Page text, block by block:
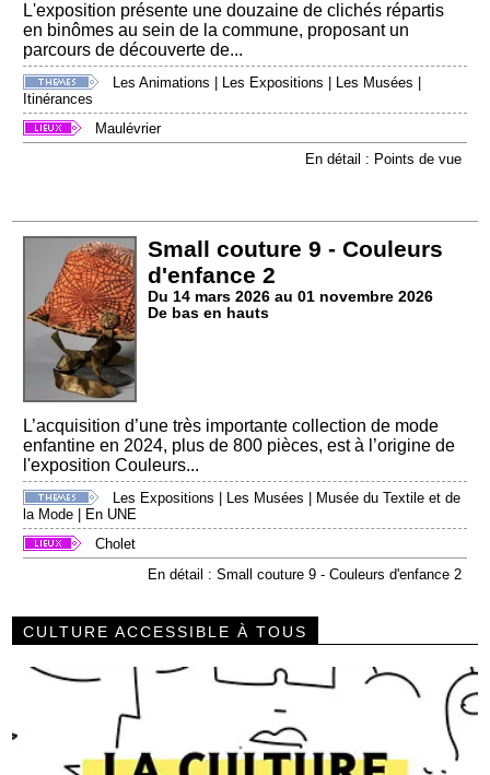
L'exposition présente une douzaine de clichés répartis
en binômes au sein de la commune, proposant un
parcours de découverte de...
Les Animations Les Expositions Les Musées
Itinérances
Maulévrier
En détail : Points de vue
Small couture 9 - Couleurs
d'enfance 2
Du 14 mars 2026 au 01 novembre 2026
De bas en hauts
L’acquisition d’une très importante collection de mode
enfantine en 2024, plus de 800 pièces, est à l’origine de
l'exposition Couleurs...
Les Expositions | Les Musées | Musée du Textile et de
la Mode | En UNE
Cholet
En détail : Small couture 9 - Couleurs d'enfance 2
CULTURE ACCESSIBLE À TOUS